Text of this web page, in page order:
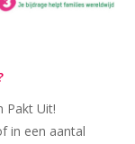
Pakt Uit!
in een aantal